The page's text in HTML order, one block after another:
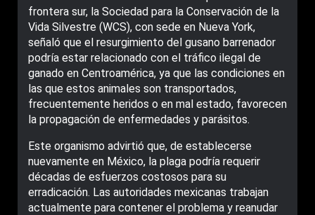
frontera sur, la Sociedad para la Conservación de la
Vida Silvestre (WCS), con sede en Nueva York,
señaló que el resurgimiento del gusano barrenador
podría estar relacionado con el tráfico ilegal de
ganado en Centroamérica, ya que las condiciones en
las que estos animales son transportados,
frecuentemente heridos o en mal estado, favorecen
la propagación de enfermedades y parásitos.
Este organismo advirtió que, de establecerse
nuevamente en México, la plaga podría requerir
décadas de esfuerzos costosos para su
erradicación. Las autoridades mexicanas trabajan
actualmente para contener el problema y reanudar